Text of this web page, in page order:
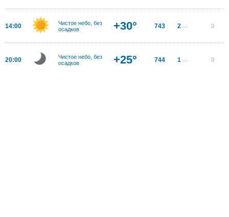
14:00
Чистое небо, без
осадков
+30° 743 2 м/с 0
20:00
Чистое небо, без
осадков
+25° 744 1 м/с 0